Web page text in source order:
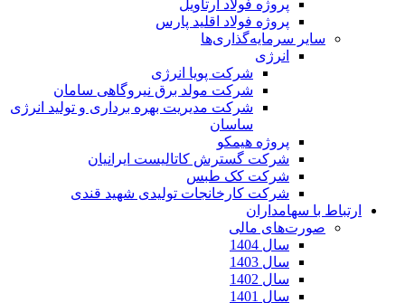
پروژه فولاد آرتاویل
پروژه فولاد اقلید پارس
سایر سرمایه‌گذاری‌ها
انرژی
شرکت پویا انرژی
شرکت مولد برق نیروگاهی سامان
شرکت مدیریت بهره برداری و تولید انرژی
ساسان
پروژه هیمکو
شرکت گسترش کاتالیست ایرانیان
شرکت کک طبس
شرکت کارخانجات تولیدی شهید قندی
ارتباط با سهامداران
صورت‌های مالی
سال 1404
سال 1403
سال 1402
سال 1401